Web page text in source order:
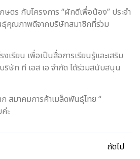
ษตร กับโครงการ “ผักดีเพื่อน้อง” ประจำ
คุณภาพดีจากบริษัทสมาชิกที่ร่วม
เรียน เพื่อเป็นสื่อการเรียนรู้และเสริม
ริษัท ที เอส เอ จำกัด ได้ร่วมสนับสนุน
สมาคมการค้าเมล็ดพันธ์ุไทย “
ะ
ถัดไป